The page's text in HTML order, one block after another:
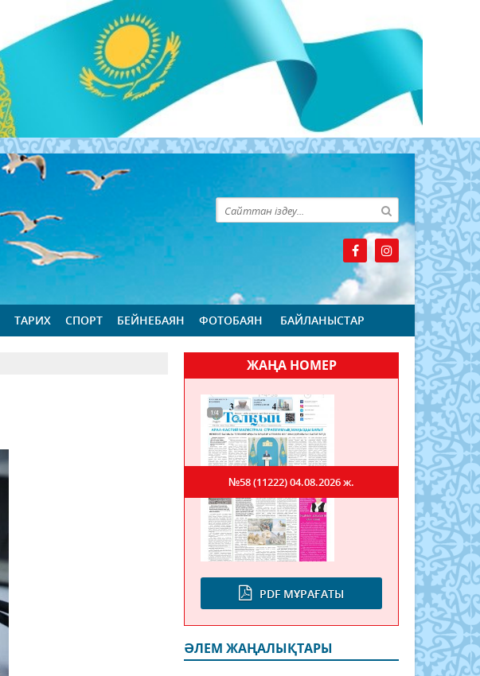
ТАРИХ СПОРТ БЕЙНЕБАЯН ФОТОБАЯН БАЙЛАНЫСТАР
ЖАҢА НОМЕР
PDF МҰРАҒАТЫ
№58 (11222)04.08.2026 ж.
ӘЛЕМ ЖАҢАЛЫҚТАРЫ